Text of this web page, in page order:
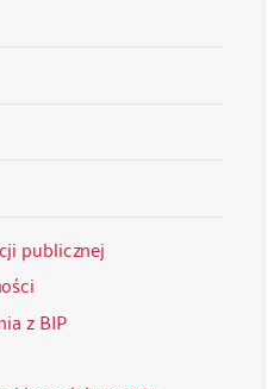
publicznej
z BIP